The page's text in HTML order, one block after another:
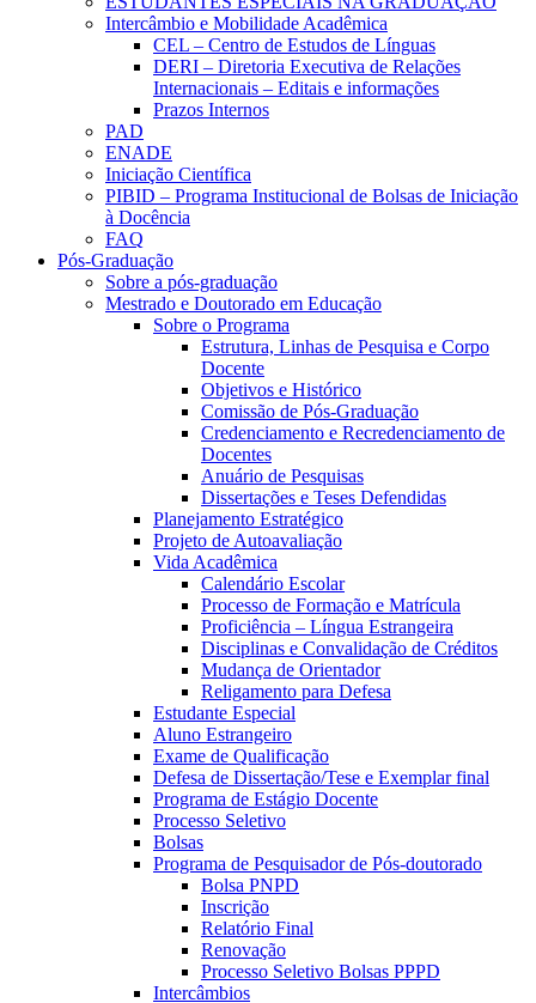
Intercâmbio e Mobilidade Acadêmica
CEL – Centro de Estudos de Línguas
DERI – Diretoria Executiva de Relações
Internacionais – Editais e informações
Prazos Internos
PAD
ENADE
Iniciação Científica
PIBID – Programa Institucional de Bolsas de Iniciação
à Docência
FAQ
Pós-Graduação
Sobre a pós-graduação
Mestrado e Doutorado em Educação
Sobre o Programa
Estrutura, Linhas de Pesquisa e Corpo
Docente
Objetivos e Histórico
Comissão de Pós-Graduação
Credenciamento e Recredenciamento de
Docentes
Anuário de Pesquisas
Dissertações e Teses Defendidas
Planejamento Estratégico
Projeto de Autoavaliação
Vida Acadêmica
Calendário Escolar
Processo de Formação e Matrícula
Proficiência – Língua Estrangeira
Disciplinas e Convalidação de Créditos
Mudança de Orientador
Religamento para Defesa
Estudante Especial
Aluno Estrangeiro
Exame de Qualificação
Defesa de Dissertação/Tese e Exemplar final
Programa de Estágio Docente
Processo Seletivo
Bolsas
Programa de Pesquisador de Pós-doutorado
Bolsa PNPD
Inscrição
Relatório Final
Renovação
Processo Seletivo Bolsas PPPD
Intercâmbios